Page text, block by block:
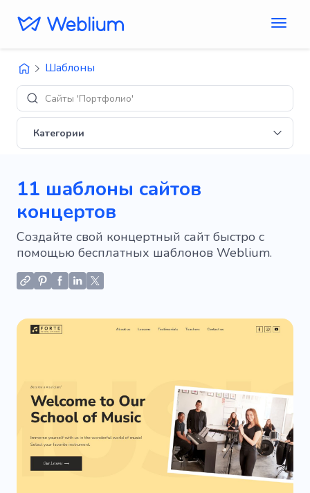
Шаблоны
Дизайны 'E-com
Категории
11 шаблоны сайтов
концертов
Создайте свой концертный сайт быстро с
помощью бесплатных шаблонов Weblium.